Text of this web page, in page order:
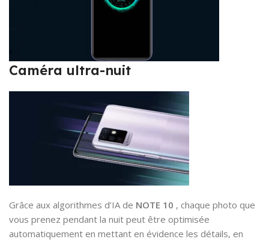
Caméra ultra-nuit
Grâce aux algorithmes d’IA de NOTE 10 , chaque photo que
vous prenez pendant la nuit peut être optimisée
automatiquement en mettant en évidence les détails, en